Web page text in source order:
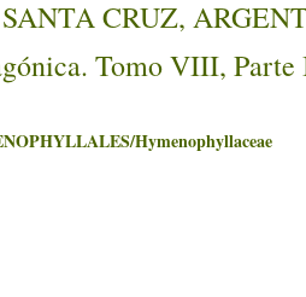
CRUZ,
Tomo VIII,
Hymenophyllaceae